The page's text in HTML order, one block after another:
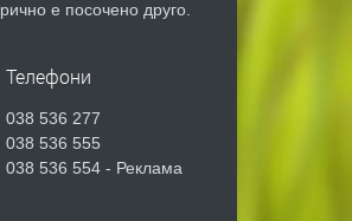
е посочено друго.
Телефони
038 536 277
038 536 555
038 536 554 - Реклама